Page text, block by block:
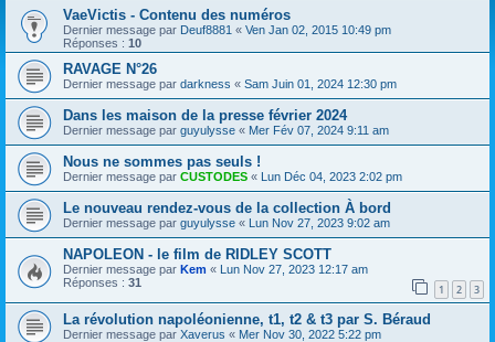
VaeVictis - Contenu des numéros
Dernier message par Deuf8881 « Ven Jan 02, 2015 10:49 pm
Réponses : 10
RAVAGE N°26
Dernier message par darkness « Sam Juin 01, 2024 12:30 pm
Dans les maison de la presse février 2024
Dernier message par guyulysse « Mer Fév 07, 2024 9:11 am
Nous ne sommes pas seuls !
Dernier message par CUSTODES « Lun Déc 04, 2023 2:02 pm
Le nouveau rendez-vous de la collection À bord
Dernier message par guyulysse « Lun Nov 27, 2023 9:02 am
NAPOLEON - le film de RIDLEY SCOTT
Dernier message par Kem « Lun Nov 27, 2023 12:17 am
Réponses : 31 1 2 3
La révolution napoléonienne, t1, t2 & t3 par S. Béraud
Dernier message par Xaverus « Mer Nov 30, 2022 5:22 pm